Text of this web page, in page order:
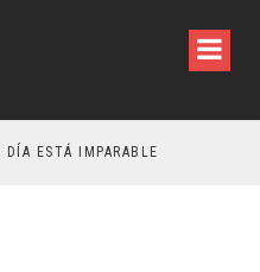
ESTÁ IMPARABLE